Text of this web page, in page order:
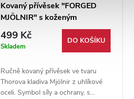
Kovaný přívěsek "FORGED
MJÖLNIR" s koženým
pouzdrem
499 Kč
Skladem
DO KOŠÍKU
Ručně kovaný přívěsek ve tvaru
Thorova kladiva Mjölnir z uhlíkové
oceli. Symbol síly a ochrany, s